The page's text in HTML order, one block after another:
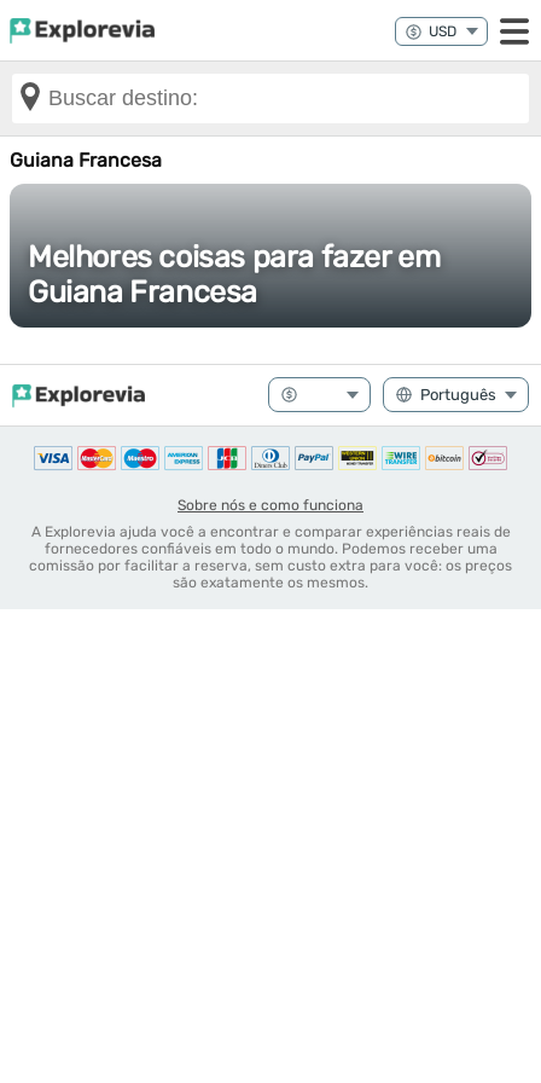
Guiana Francesa
Melhores coisas para fazer em
Guiana Francesa
Sobre nós e como funciona
A Explorevia ajuda você a encontrar e comparar experiências reais de
fornecedores confiáveis em todo o mundo. Podemos receber uma
comissão por facilitar a reserva, sem custo extra para você: os preços
são exatamente os mesmos.